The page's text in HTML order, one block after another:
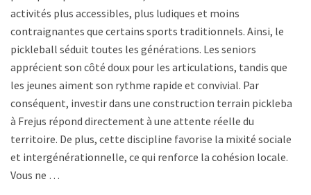
activités plus accessibles, plus ludiques et moins
contraignantes que certains sports traditionnels. Ainsi, le
pickleball séduit toutes les générations. Les seniors
apprécient son côté doux pour les articulations, tandis que
les jeunes aiment son rythme rapide et convivial. Par
conséquent, investir dans une construction terrain pickleball
à Frejus répond directement à une attente réelle du
territoire. De plus, cette discipline favorise la mixité sociale
et intergénérationnelle, ce qui renforce la cohésion locale.
Vous ne …